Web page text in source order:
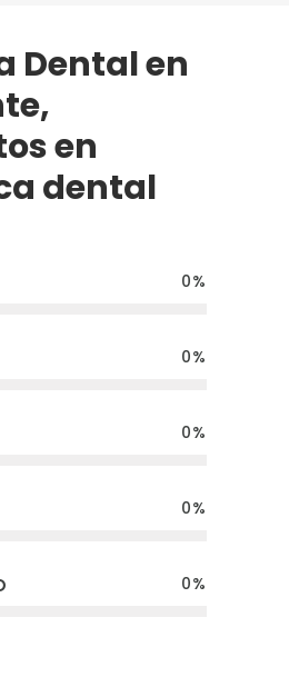
Dental en
en
dental
0%
0%
0%
0%
0%